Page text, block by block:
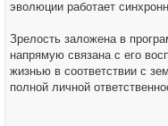
эволюции работает
Зрелость заложена в
напрямую связана с его
жизнью в соответствии с
полной личной